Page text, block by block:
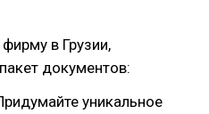
в Грузии,
документов:
уникальное